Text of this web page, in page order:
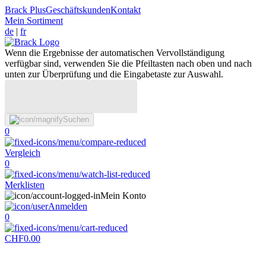
Brack PlusGeschäftskundenKontakt
Mein Sortiment
de | fr
Wenn die Ergebnisse der automatischen Vervollständigung
verfügbar sind, verwenden Sie die Pfeiltasten nach oben und nach
unten zur Überprüfung und die Eingabetaste zur Auswahl.
Suchen
0
Vergleich
0
Merklisten
Mein Konto
Anmelden
0
CHF0.00